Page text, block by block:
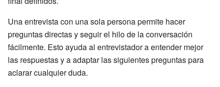
Una entrevista con una sola persona permite hacer
preguntas directas y seguir el hilo de la conversación
fácilmente. Esto ayuda al entrevistador a entender mejor
las respuestas y a adaptar las siguientes preguntas para
aclarar cualquier duda.